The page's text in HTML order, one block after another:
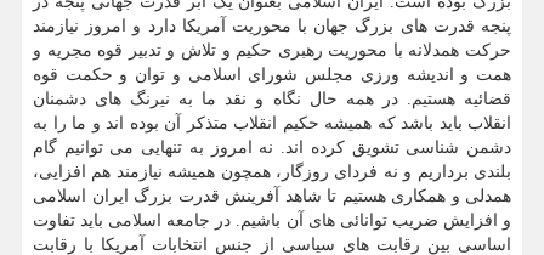
پنجه قدرت های بزرگ جهان با محوریت آمریکا دارد و امروز نیازمند
حرکت همدلانه با محوریت رهبری حکیم و تلاش و تدبیر قوه مجریه و
همت و اندیشه ورزی مجلس شورای اسلامی و توان و حکمت قوه
قضائیه هستیم. در همه حال نگاه و نقد ما به نیرنگ های دشمنان
انقلاب باید باشد که همیشه حکیم انقلاب متذکر آن بوده اند و ما را به
دشمن شناسی تشویق کرده اند. نه امروز به تنهایی می توانیم گام
بلندی برداریم و نه فردای روزگار، همچون همیشه نیازمند هم افزایی،
همدلی و همکاری هستیم تا شاهد آفرینش قدرت بزرگ ایران اسلامی
و افزایش ضریب توانائی های آن باشیم. در جامعه اسلامی باید تفاوت
اساسی بین رقابت های سیاسی از جنس انتخابات آمریکا با رقابت